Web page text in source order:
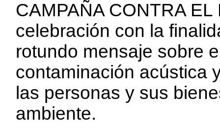
CAMPAÑA CONTRA
celebración con la
rotundo mensaje sobre
contaminación acústica
las personas y sus
ambiente.